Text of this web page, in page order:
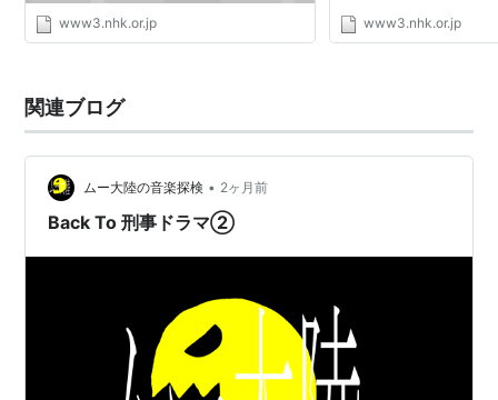
www3.nhk.or.jp www3.nhk.or.jp
関連ブログ
ムー大陸の音楽探検 • 2ヶ月前
Back To 刑事ドラマ②